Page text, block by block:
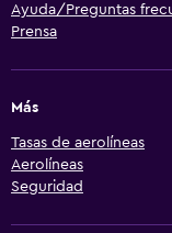
Ayuda/Preguntas
Prensa
Más
Tasas de aerolíneas
Aerolíneas
Seguridad